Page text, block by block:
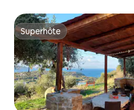
Superhôte
Superhôte